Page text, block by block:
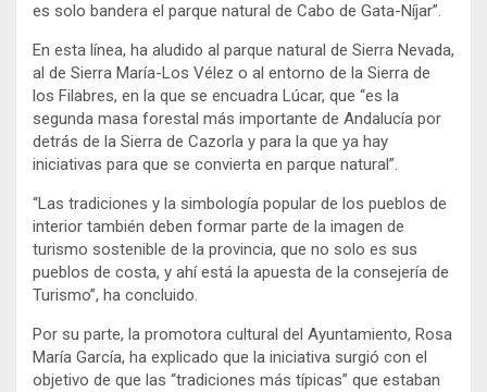
es solo bandera el parque natural de Cabo de Gata-Níjar”.
En esta línea, ha aludido al parque natural de Sierra Nevada,
al de Sierra María-Los Vélez o al entorno de la Sierra de
los Filabres, en la que se encuadra Lúcar, que “es la
segunda masa forestal más importante de Andalucía por
detrás de la Sierra de Cazorla y para la que ya hay
iniciativas para que se convierta en parque natural”.
“Las tradiciones y la simbología popular de los pueblos de
interior también deben formar parte de la imagen de
turismo sostenible de la provincia, que no solo es sus
pueblos de costa, y ahí está la apuesta de la consejería de
Turismo”, ha concluido.
Por su parte, la promotora cultural del Ayuntamiento, Rosa
María García, ha explicado que la iniciativa surgió con el
objetivo de que las “tradiciones más típicas” que estaban